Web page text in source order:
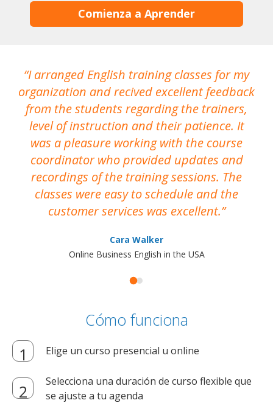
Comienza a Aprender
I arranged English training classes for my
organization and recived excellent feedback
from the students regarding the trainers,
level of instruction and their patience. It
was a pleasure working with the course
coordinator who provided updates and
recordings of the training sessions. The
classes were easy to schedule and the
customer services was excellent.
Cara Walker
Online Business English in the USA
Cómo funciona
Elige un curso presencial u online
Selecciona una duración de curso flexible que
se ajuste a tu agenda